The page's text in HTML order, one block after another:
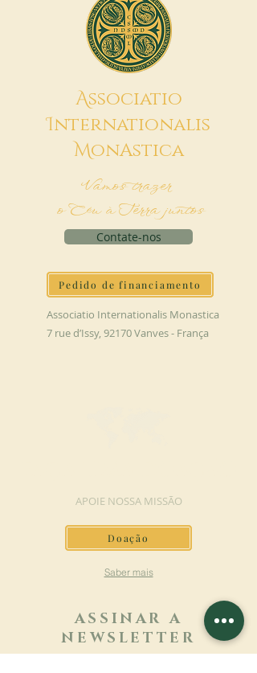
Associatio
Internationalis
MonAstica
Vamos trazer
o Céu à Terra juntos
Contate-nos
Pedido de financiamento
Associatio Internationalis Monastica
7 rue d’Issy, 92170 Vanves - França
APOIE NOSSA MISSÃO
Doação
Saber mais
ASSINAR A
NEWSLETTER
Saber mais